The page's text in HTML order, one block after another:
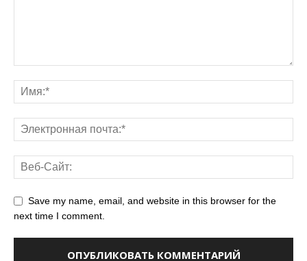
Save my name, email, and website in this browser for the
next time I comment.